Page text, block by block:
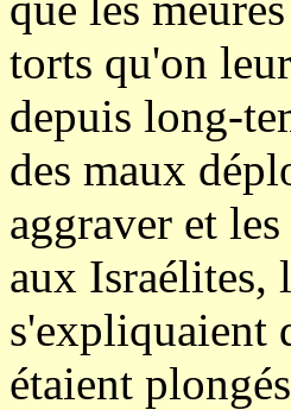
torts qu'on
depuis long-
des maux
aggraver et
aux Israélites,
s'expliquaient
étaient